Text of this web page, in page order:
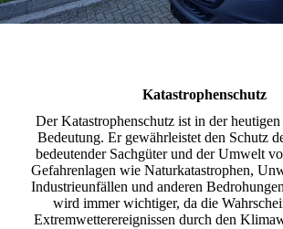
Katastrophenschutz
Der Katastrophenschutz ist in der
Bedeutung. Er gewährleistet den Schutz
bedeutender Sachgüter und der Umwelt
Gefahrenlagen wie Naturkatastrophen,
Industrieunfällen und anderen
wird immer wichtiger, da die
Extremwetterereignissen durch den